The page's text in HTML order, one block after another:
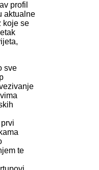
profil
aktualne
koje se
sve
te